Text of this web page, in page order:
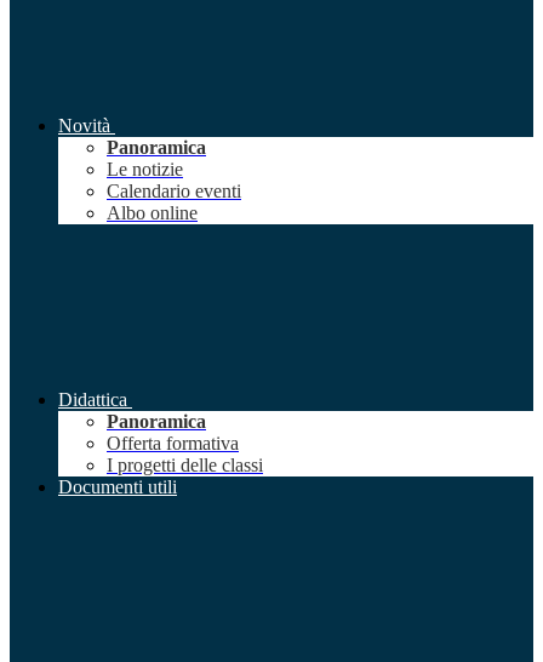
Novità
Panoramica
Le notizie
Calendario eventi
Albo online
Didattica
Panoramica
Offerta formativa
I progetti delle classi
Documenti utili